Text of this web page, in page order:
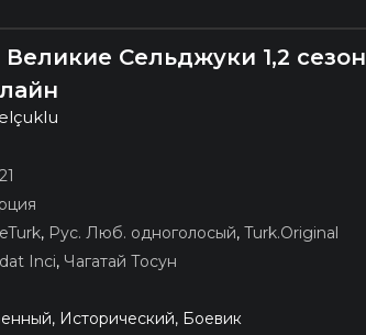
Сельджуки 1,2 сезон
, Рус. Люб. одноголосый, Turk.Original
Inci, Чагатай Тосун
Исторический, Боевик